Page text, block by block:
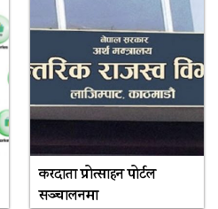
करदाता प्रोत्साहन पोर्टल
सञ्चालनमा